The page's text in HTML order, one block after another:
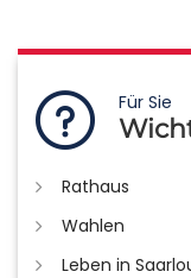
Für Sie
Rathaus
Wahlen
Leben in